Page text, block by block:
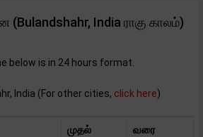
India ராகு காலம்)
below is in 24 hours format.
India (For other cities, click here)
முதல் வரை